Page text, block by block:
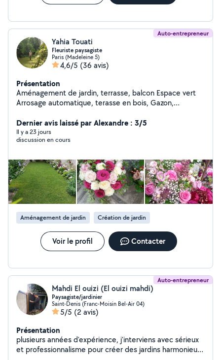
Auto-entrepreneur
Yahia Touati
Fleuriste paysagiste
Paris (Madeleine 5)
4,6/5 (36 avis)
Présentation
Aménagement de jardin, terrasse, balcon Espace vert
Arrosage automatique, terasse en bois, Gazon,
Dernier avis laissé par Alexandre : 3/5
Il y a 23 jours
discussion en cours
Aménagement de jardin Création de jardin
Voir le profil Contacter
Auto-entrepreneur
Mahdi El ouizi (El ouizi mahdi)
Paysagiste/jardinier
Saint-Denis (Franc-Moisin Bel-Air 04)
5/5 (2 avis)
Présentation
plusieurs années d'expérience, j'interviens avec sérieux
et professionnalisme pour créer des jardins harmonieux,